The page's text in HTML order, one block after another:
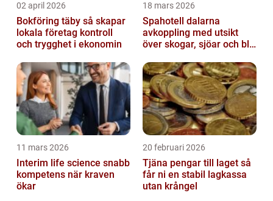
02 april 2026
Bokföring täby så skapar
lokala företag kontroll
och trygghet i ekonomin
18 mars 2026
Spahotell dalarna
avkoppling med utsikt
över skogar, sjöar och blå
11 mars 2026
Interim life science snabb
kompetens när kraven
ökar
20 februari 2026
Tjäna pengar till laget så
får ni en stabil lagkassa
utan krångel